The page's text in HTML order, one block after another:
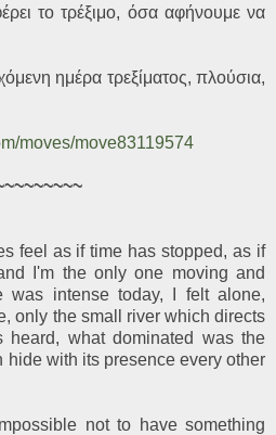
το τρέξιμο, όσα αφήνουμε να
ημέρα τρεξίματος, πλούσια,
moves/move83119574
feel as if time has stopped, as if
I'm the only one moving and
was intense today, I felt alone,
only the small river which directs
heard, what dominated was the
with its presence every other
not to have something